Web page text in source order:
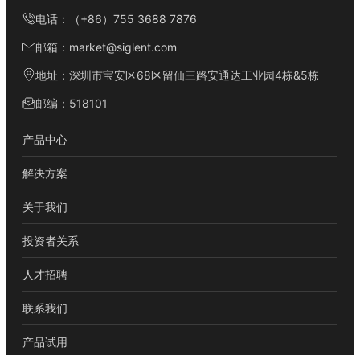
电话：（+86）755 3688 7876
邮箱：market@siglent.com
地址：深圳市宝安区68区留仙三路安通达工业园4栋&5栋
邮编：518101
产品中心
解决方案
关于我们
投资者关系
人才招聘
联系我们
产品试用